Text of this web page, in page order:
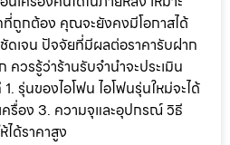
ที่ถูกต้อง คุณจะยังคงมีโอกาสได้
ดเจน ปัจจัยที่มีผลต่อราคารับฝาก
ควรรู้ว่าร้านรับจำนำจะประเมิน
รุ่นของไอโฟน ไอโฟนรุ่นใหม่จะได้
ครื่อง 3. ความจุและอุปกรณ์ วิธี
ได้ราคาสูง